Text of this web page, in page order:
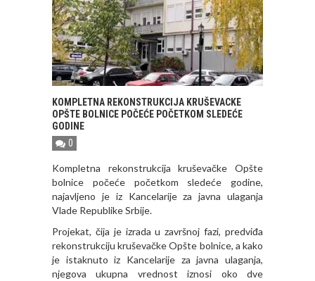
KOMPLETNA REKONSTRUKCIJA KRUŠEVACKE
OPŠTE BOLNICE POČEĆE POČETKOM SLEDEĆE
GODINE
0
Kompletna rekonstrukcija kruševačke Opšte
bolnice počeće početkom sledeće godine,
najavljeno je iz Kancelarije za javna ulaganja
Vlade Republike Srbije.
Projekat, čija je izrada u završnoj fazi, predviđa
rekonstrukciju kruševačke Opšte bolnice, a kako
je istaknuto iz Kancelarije za javna ulaganja,
njegova ukupna vrednost iznosi oko dve